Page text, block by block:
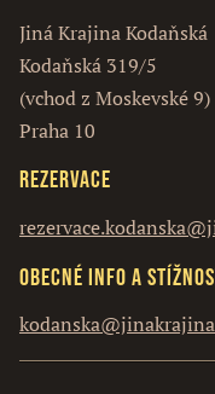
Jiná Krajina Kodaňská
Kodaňská 319/5
(vchod z Moskevské 9)
Praha 10
Rezervace
Obecné info a